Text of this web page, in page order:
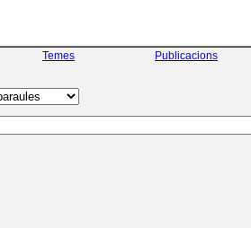
Temes Publicacions